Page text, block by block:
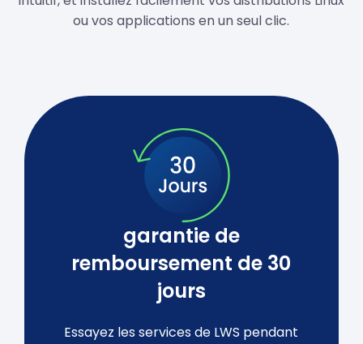
ou vos applications en un seul clic.
garantie de
remboursement de 30
jours
Essayez les services de LWS pendant